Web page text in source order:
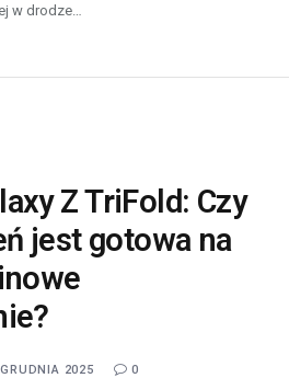
w drodze…
Z TriFold: Czy
jest gotowa na
2025 0